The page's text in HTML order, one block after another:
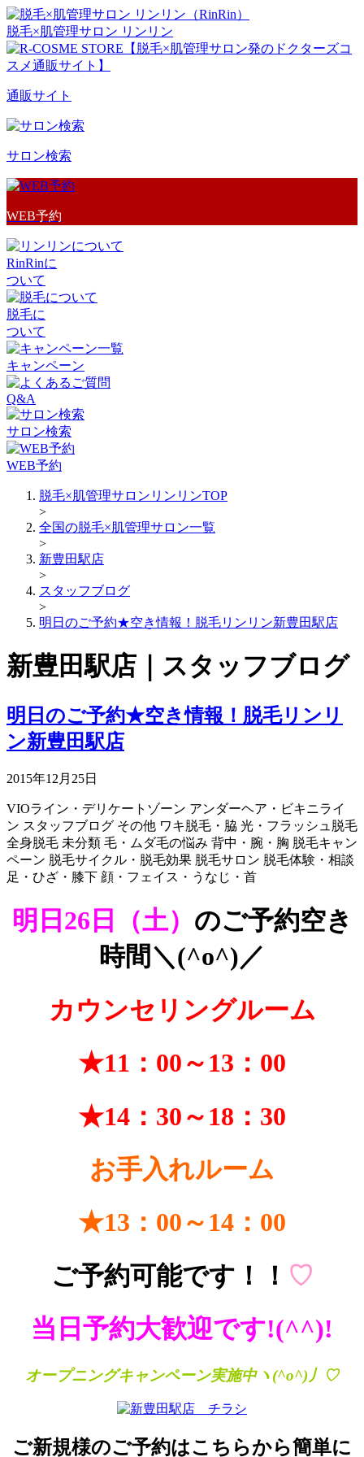
脱毛×肌管理サロン リンリン
通販サイト
サロン検索
WEB予約
RinRinに
ついて
脱毛に
ついて
キャンペーン
Q&A
サロン検索
WEB予約
脱毛×肌管理サロンリンリンTOP
>
全国の脱毛×肌管理サロン一覧
>
新豊田駅店
>
スタッフブログ
>
明日のご予約★空き情報！脱毛リンリン新豊田駅店
新豊田駅店｜スタッフブログ
明日のご予約★空き情報！脱毛リンリ
ン新豊田駅店
2015年12月25日
VIOライン・デリケートゾーン アンダーヘア・ビキニライ
ン スタッフブログ その他 ワキ脱毛・脇 光・フラッシュ脱毛
全身脱毛 未分類 毛・ムダ毛の悩み 背中・腕・胸 脱毛キャン
ペーン 脱毛サイクル・脱毛効果 脱毛サロン 脱毛体験・相談
足・ひざ・膝下 顔・フェイス・うなじ・首
明日26日（土） のご予約空き
時間＼(^o^)／
カウンセリングルーム
★11：00～13：00
★14：30～18：30
お手入れルーム
★13：00～14：00
ご予約可能です！！ ♡
当日予約大歓迎です!(^^)!
オープニングキャンペーン実施中ヽ(^o^)丿♡
ご新規様のご予約はこちらから簡単に